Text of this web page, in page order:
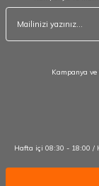
Kampanya
Hafta içi 08:30 - 18:00 /